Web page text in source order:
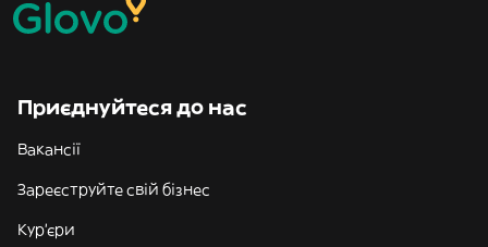
Приєднуйтеся до нас
Вакансії
Зареєструйте свій бізнес
Кур'єри